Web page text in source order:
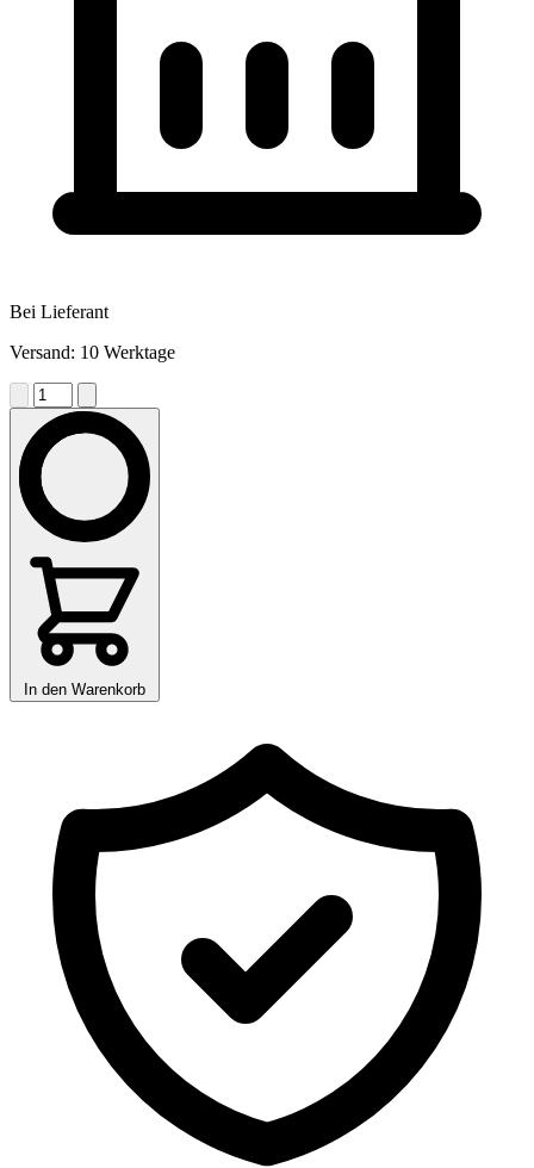
Bei Lieferant
Versand: 10 Werktage
In den Warenkorb